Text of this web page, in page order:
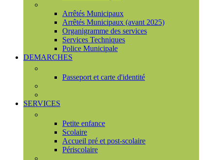
Arrêtés Municipaux
Arrêtés Municipaux (avant 2025)
Organigramme des services
Services Techniques
Police Municipale
DEMARCHES
Passeport et carte d'identité
SERVICES
Petite enfance
Scolaire
Accueil pré et post-scolaire
Périscolaire